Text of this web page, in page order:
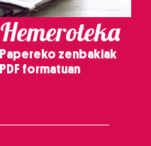
Hemeroteka
Papereko zenbakiak
PDF formatuan